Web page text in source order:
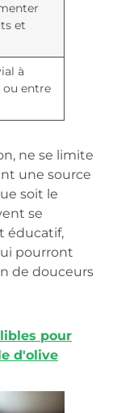
et
à
ou entre
ne se limite
une source
soit le
se
éducatif,
pourront
de douceurs
pour
d'olive